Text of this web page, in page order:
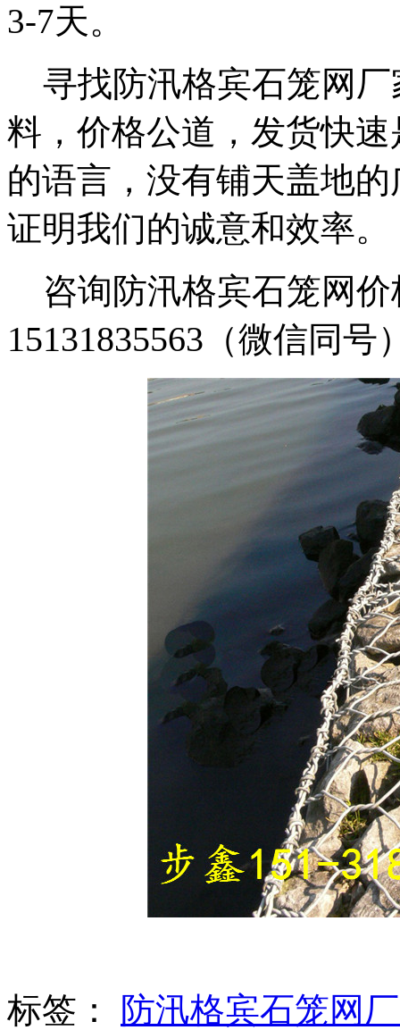
3-7天。
寻找防汛格宾石笼网厂
料，价格公道，发货快
的语言，没有铺天盖地
证明我们的诚意和效率。
咨询防汛格宾石笼网价
15131835563 （微信同号
标签：
防汛格宾石笼网